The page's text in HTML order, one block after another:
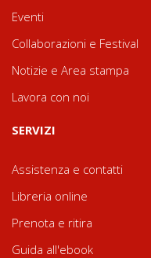
Eventi
Collaborazioni e Festival
Notizie e Area stampa
Lavora con noi
SERVIZI
Assistenza e contatti
Libreria online
Prenota e ritira
Guida all'ebook